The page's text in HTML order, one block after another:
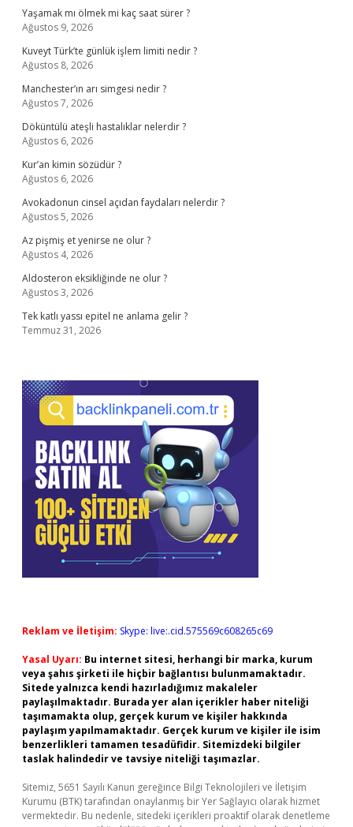
Yaşamak mı ölmek mi kaç saat sürer ?
Ağustos 9, 2026
Kuveyt Türk’te günlük işlem limiti nedir ?
Ağustos 8, 2026
Manchester’ın arı simgesi nedir ?
Ağustos 7, 2026
Döküntülü ateşli hastalıklar nelerdir ?
Ağustos 6, 2026
Kur’an kimin sözüdür ?
Ağustos 6, 2026
Avokadonun cinsel açıdan faydaları nelerdir ?
Ağustos 5, 2026
Az pişmiş et yenirse ne olur ?
Ağustos 4, 2026
Aldosteron eksikliğinde ne olur ?
Ağustos 3, 2026
Tek katlı yassı epitel ne anlama gelir ?
Temmuz 31, 2026
Reklam ve İletişim: Skype: live:.cid.575569c608265c69
Yasal Uyarı: Bu internet sitesi, herhangi bir marka, kurum
veya şahıs şirketi ile hiçbir bağlantısı bulunmamaktadır.
Sitede yalnızca kendi hazırladığımız makaleler
paylaşılmaktadır. Burada yer alan içerikler haber niteliği
taşımamakta olup, gerçek kurum ve kişiler hakkında
paylaşım yapılmamaktadır. Gerçek kurum ve kişiler ile isim
benzerlikleri tamamen tesadüfidir. Sitemizdeki bilgiler
taslak halindedir ve tavsiye niteliği taşımazlar.
Sitemiz, 5651 Sayılı Kanun gereğince Bilgi Teknolojileri ve İletişim
Kurumu (BTK) tarafından onaylanmış bir Yer Sağlayıcı olarak hizmet
vermektedir. Bu nedenle, sitedeki içerikleri proaktif olarak denetleme